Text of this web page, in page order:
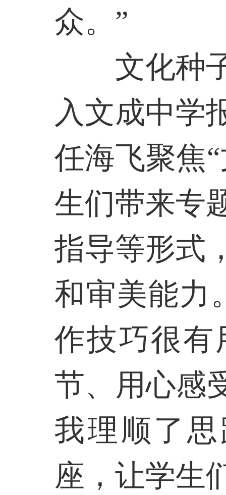
众。”
文化种
入文成中学
任海飞聚焦
生们带来专
指导等形式
和审美能力
作技巧很有
节、用心感
我理顺了
座，让学生